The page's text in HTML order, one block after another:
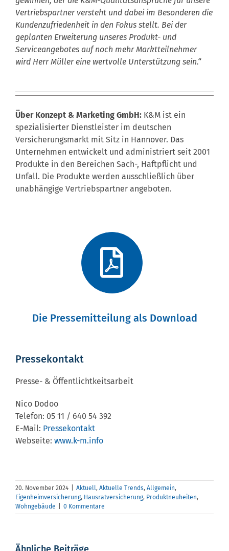
Vertriebspartner versteht und dabei im Besonderen die
Kundenzufriedenheit in den Fokus stellt. Bei der
geplanten Erweiterung unseres Produkt- und
Serviceangebotes auf noch mehr Marktteilnehmer
wird Herr Müller eine wertvolle Unterstützung sein.“
Über Konzept & Marketing GmbH: K&M ist ein
spezialisierter Dienstleister im deutschen
Versicherungsmarkt mit Sitz in Hannover. Das
Unternehmen entwickelt und administriert seit 2001
Produkte in den Bereichen Sach-, Haftpflicht und
Unfall. Die Produkte werden ausschließlich über
unabhängige Vertriebspartner angeboten.
Die Pressemitteilung als Download
Pressekontakt
Presse- & Öffentlichtkeitsarbeit
Nico Dodoo
Telefon: 05 11 / 640 54 392
E-Mail: Pressekontakt
Webseite: www.k-m.info
20. November 2024 Aktuell, Aktuelle Trends, Allgemein,
Eigenheimversicherung, Hausratversicherung, Produktneuheiten,
Wohngebäude
0 Kommentare
Was